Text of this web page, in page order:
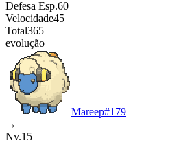
Defesa Esp.60
Velocidade45
Total365
evolução
Mareep#179
→
Nv.15